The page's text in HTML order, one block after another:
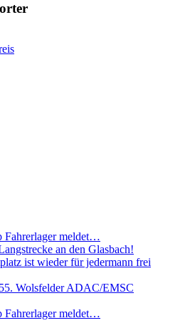
Fahrerlager meldet…
an den Glasbach!
ist wieder für jedermann frei
Wolsfelder ADAC/EMSC
Fahrerlager meldet…